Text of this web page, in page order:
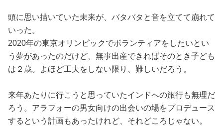
頭に思い描いていた未来が、バタバタと音を立てて崩れて
いった。
2020年の東京オリンピックでボランティアをしたいとい
う夢があったのだけど、無事出産できればそのとき子ども
は２歳。よほど工夫をしない限り、難しいだろう。
来年あたりに行こうと思っていたインドへの旅行も無理だ
ろう。アラフォーの男女向けの出会いの場をプロデュース
するという計画もあったけれど、それどころじゃない。